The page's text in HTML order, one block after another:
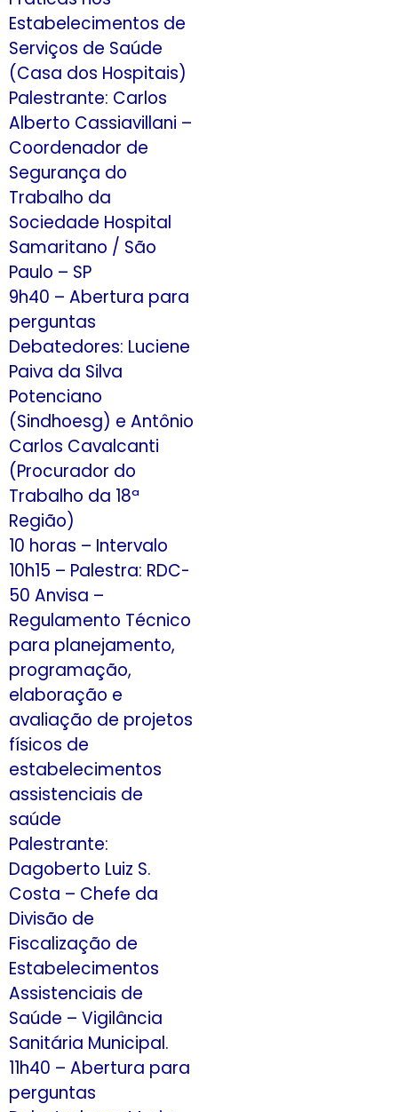
Estabelecimentos de
Serviços de Saúde
(Casa dos Hospitais)
Palestrante: Carlos
Alberto Cassiavillani –
Coordenador de
Segurança do
Trabalho da
Sociedade Hospital
Samaritano / São
Paulo – SP
9h40 – Abertura para
perguntas
Debatedores: Luciene
Paiva da Silva
Potenciano
(Sindhoesg) e Antônio
Carlos Cavalcanti
(Procurador do
Trabalho da 18ª
Região)
10 horas – Intervalo
10h15 – Palestra: RDC-
50 Anvisa –
Regulamento Técnico
para planejamento,
programação,
elaboração e
avaliação de projetos
físicos de
estabelecimentos
assistenciais de
saúde
Palestrante:
Dagoberto Luiz S.
Costa – Chefe da
Divisão de
Fiscalização de
Estabelecimentos
Assistenciais de
Saúde – Vigilância
Sanitária Municipal.
11h40 – Abertura para
perguntas